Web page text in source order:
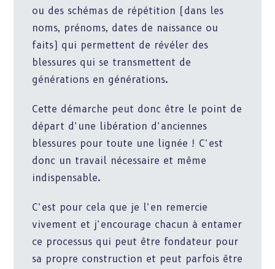
ou des schémas de répétition (dans les
noms, prénoms, dates de naissance ou
faits) qui permettent de révéler des
blessures qui se transmettent de
générations en générations.
Cette démarche peut donc être le point de
départ d’une libération d’anciennes
blessures pour toute une lignée ! C’est
donc un travail nécessaire et même
indispensable.
C’est pour cela que je l’en remercie
vivement et j’encourage chacun à entamer
ce processus qui peut être fondateur pour
sa propre construction et peut parfois être